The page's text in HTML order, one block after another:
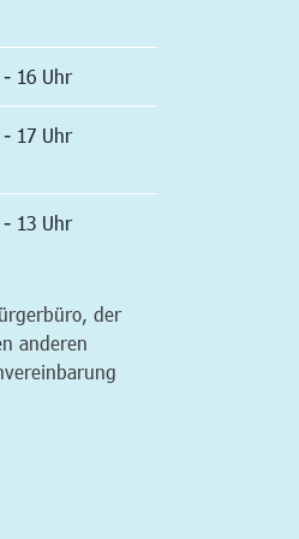
- 16 Uhr
- 17 Uhr
- 13 Uhr
der
anderen